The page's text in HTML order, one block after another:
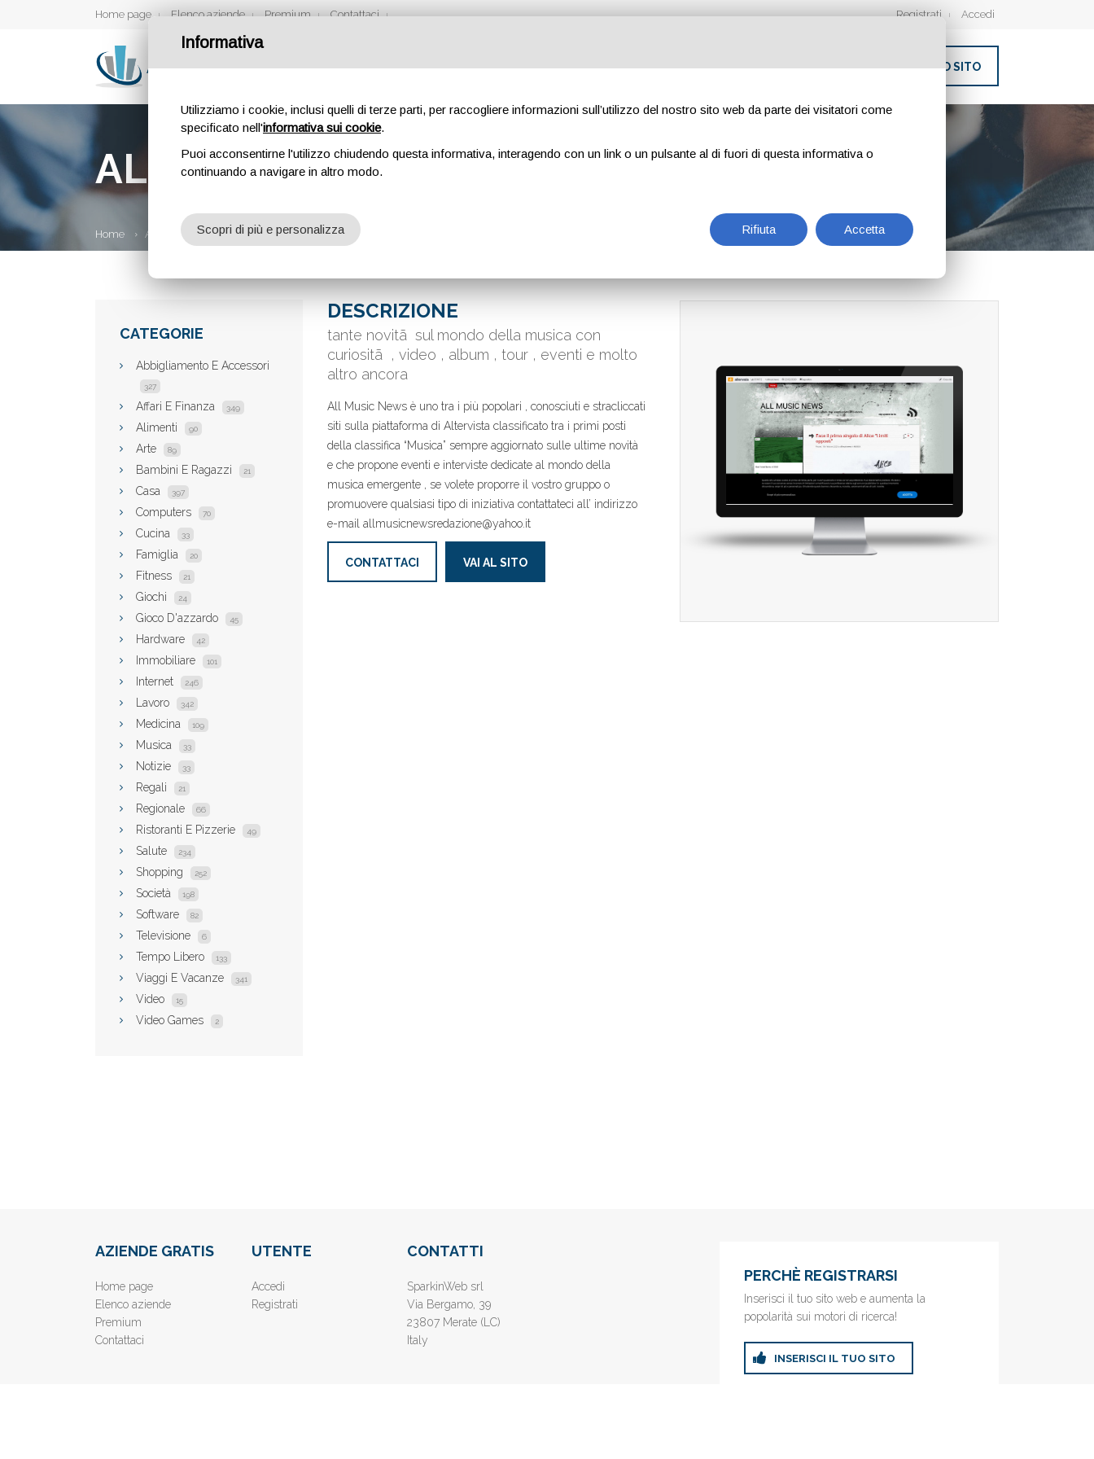
Home page Elenco aziende Premium Contattaci Registrati Accedi
INSERISCI IL TUO SITO
ALL MUSIC NEWS
Home Aziende All Music News
CATEGORIE
Abbigliamento E Accessori
327
Affari E Finanza 349
Alimenti 90
Arte 89
Bambini E Ragazzi 21
Casa 397
Computers 70
Cucina 33
Famiglia 20
Fitness 21
Giochi 24
Gioco D'azzardo 45
Hardware 42
Immobiliare 101
Internet 246
Lavoro 342
Medicina 109
Musica 33
Notizie 33
Regali 21
Regionale 66
Ristoranti E Pizzerie 49
Salute 234
Shopping 252
Società 198
Software 82
Televisione 6
Tempo Libero 133
Viaggi E Vacanze 341
Video 15
Video Games 2
DESCRIZIONE
tante novitã sul mondo della musica con
curiositã , video , album , tour , eventi e molto
altro ancora
All Music News è uno tra i più popolari , conosciuti e stracliccati
siti sulla piattaforma di Altervista classificato tra i primi posti
della classifica “Musica” sempre aggiornato sulle ultime novità
e che propone eventi e interviste dedicate al mondo della
musica emergente , se volete proporre il vostro gruppo o
promuovere qualsiasi tipo di iniziativa contattateci all’ indirizzo
e-mail allmusicnewsredazione@yahoo.it
CONTATTACI VAI AL SITO
AZIENDE GRATIS
Home page
Elenco aziende
Premium
Contattaci
UTENTE
Accedi
Registrati
CONTATTI
SparkinWeb srl
Via Bergamo, 39
23807 Merate (LC)
Italy
PERCHÈ REGISTRARSI
Inserisci il tuo sito web e aumenta la
popolarità sui motori di ricerca!
INSERISCI IL TUO SITO
Informativa
Utilizziamo i cookie, inclusi quelli di terze parti, per raccogliere informazioni sull’utilizzo del nostro sito web da parte dei visitatori come
specificato nell'informativa sui cookie.
Puoi acconsentirne l'utilizzo chiudendo questa informativa, interagendo con un link o un pulsante al di fuori di questa informativa o
continuando a navigare in altro modo.
Rifiuta Accetta
Scopri di più e personalizza